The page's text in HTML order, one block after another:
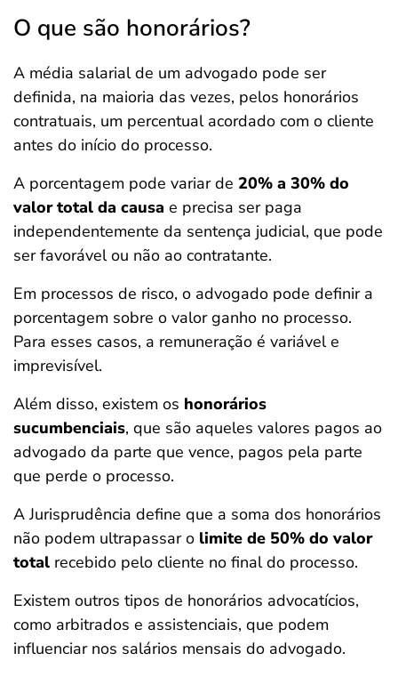
O que são honorários?
A média salarial de um advogado pode ser
definida, na maioria das vezes, pelos honorários
contratuais, um percentual acordado com o cliente
antes do início do processo.
A porcentagem pode variar de 20% a 30% do
valor total da causa e precisa ser paga
independentemente da sentença judicial, que pode
ser favorável ou não ao contratante.
Em processos de risco, o advogado pode definir a
porcentagem sobre o valor ganho no processo.
Para esses casos, a remuneração é variável e
imprevisível.
Além disso, existem os honorários
sucumbenciais, que são aqueles valores pagos ao
advogado da parte que vence, pagos pela parte
que perde o processo.
A Jurisprudência define que a soma dos honorários
não podem ultrapassar o limite de 50% do valor
total recebido pelo cliente no final do processo.
Existem outros tipos de honorários advocatícios,
como arbitrados e assistenciais, que podem
influenciar nos salários mensais do advogado.